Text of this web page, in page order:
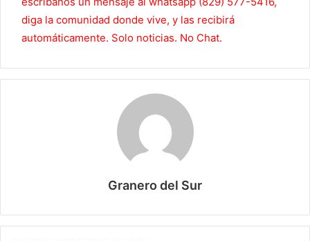
diga la comunidad donde vive, y las recibirá
automáticamente. Solo noticias. No Chat.
Granero del Sur